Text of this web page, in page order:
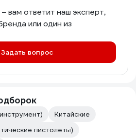
вам ответит наш эксперт,
или один из
Задать вопрос
Китайские
пистолеты)